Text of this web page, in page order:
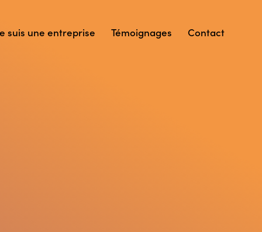
suis une entreprise Témoignages Contact